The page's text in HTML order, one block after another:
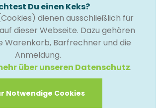
Du einen Keks?
dienen ausschließlich für
dieser Webseite. Dazu gehören
Warenkorb, Barfrechner und die
Anmeldung.
über unseren Datenschutz.
Notwendige Cookies